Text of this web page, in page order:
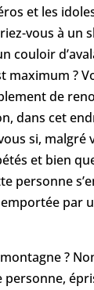
et les
vous à un
couloir
maximum ?
de
dans cet
si, malgré
et bien
personne
par
?
personne,